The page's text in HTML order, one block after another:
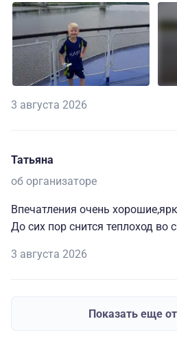
3 августа 2026
Татьяна
об организаторе
Впечатления очень
До сих пор снится теплоход во
3 августа 2026
Показать еще